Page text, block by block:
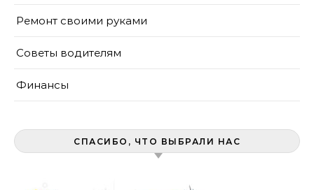
Ремонт своими руками
Советы водителям
Финансы
СПАСИБО, ЧТО ВЫБРАЛИ НАС